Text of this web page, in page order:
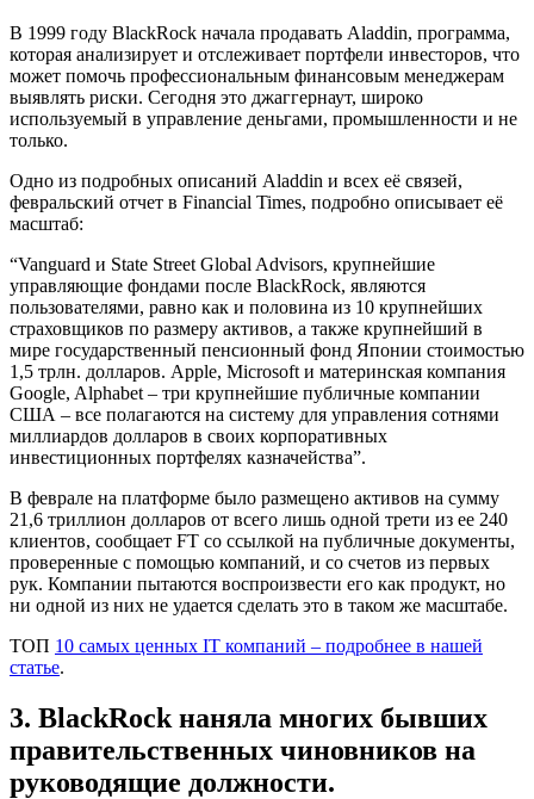
В 1999 году BlackRock начала продавать Aladdin, программа,
которая анализирует и отслеживает портфели инвесторов, что
может помочь профессиональным финансовым менеджерам
выявлять риски. Сегодня это джаггернаут, широко
используемый в управление деньгами, промышленности и не
только.
Одно из подробных описаний Aladdin и всех её связей,
февральский отчет в Financial Times, подробно описывает её
масштаб:
“Vanguard и State Street Global Advisors, крупнейшие
управляющие фондами после BlackRock, являются
пользователями, равно как и половина из 10 крупнейших
страховщиков по размеру активов, а также крупнейший в
мире государственный пенсионный фонд Японии стоимостью
1,5 трлн. долларов. Apple, Microsoft и материнская компания
Google, Alphabet – три крупнейшие публичные компании
США – все полагаются на систему для управления сотнями
миллиардов долларов в своих корпоративных
инвестиционных портфелях казначейства”.
В феврале на платформе было размещено активов на сумму
21,6 триллион долларов от всего лишь одной трети из ее 240
клиентов, сообщает FT со ссылкой на публичные документы,
проверенные с помощью компаний, и со счетов из первых
рук. Компании пытаются воспроизвести его как продукт, но
ни одной из них не удается сделать это в таком же масштабе.
ТОП 10 самых ценных IT компаний – подробнее в нашей
статье.
3. BlackRock наняла многих бывших
правительственных чиновников на
руководящие должности.